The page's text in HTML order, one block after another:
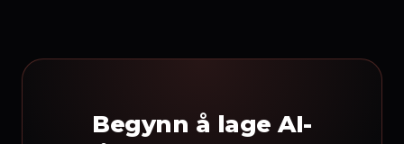
Begynn å lage AI-